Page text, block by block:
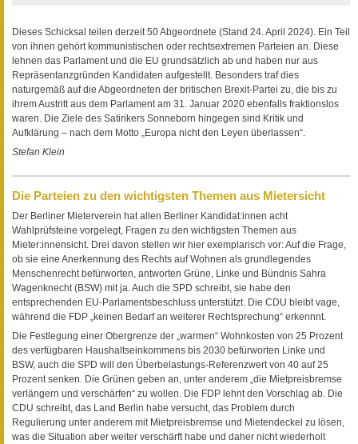
Dieses Schicksal teilen derzeit 50 Abgeordnete (Stand 24. April 2024). Ein Teil
von ihnen gehört kommunistischen oder rechtsextremen Parteien an. Diese
lehnen das Parlament und die EU grundsätzlich ab und haben nur aus
Repräsentanzgründen Kandidaten aufgestellt. Besonders traf dies
naturgemäß auf die Abgeordneten der britischen Brexit-Partei zu, die bis zu
ihrem Austritt aus dem Parlament am 31. Januar 2020 ebenfalls fraktionslos
waren. Die Ziele des Satirikers Sonneborn hingegen sind Kritik und
Aufklärung – nach dem Motto „Europa nicht den Leyen überlassen“.
Stefan Klein
Die Parteien zu den wichtigsten Themen aus Mietersicht
Der Berliner Mieterverein hat allen Berliner Kandidat:innen acht
Wahlprüfsteine vorgelegt, Fragen zu den wichtigsten Themen aus
Mieter:innensicht. Drei davon stellen wir hier exemplarisch vor: Auf die Frage,
ob sie eine Anerkennung des Rechts auf Wohnen als grundlegendes
Menschenrecht befürworten, antworten Grüne, Linke und Bündnis Sahra
Wagenknecht (BSW) mit ja. Auch die SPD schreibt, sie habe den
entsprechenden EU-Parlamentsbeschluss unterstützt. Die CDU bleibt vage,
während die FDP „keinen Bedarf an weiterer Rechtsprechung“ erkennnt.
Die Festlegung einer Obergrenze der „warmen“ Wohnkosten von 25 Prozent
des verfügbaren Haushaltseinkommens bis 2030 befürworten Linke und
BSW, auch die SPD will den Überbelastungs-Referenzwert von 40 auf 25
Prozent senken. Die Grünen geben an, unter anderem „die Mietpreisbremse
verlängern und verschärfen“ zu wollen. Die FDP lehnt den Vorschlag ab. Die
CDU schreibt, das Land Berlin habe versucht, das Problem durch
Regulierung unter anderem mit Mietpreisbremse und Mietendeckel zu lösen,
was die Situation aber weiter verschärft habe und daher nicht wiederholt